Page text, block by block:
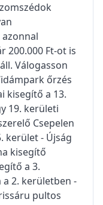
200.000 Ft-ot is
Válogasson
őrzés
kisegítő a 13.
19. kerületi
Csepelen
kerület - Újság
kisegítő
a 3.
2. kerületben -
pultos